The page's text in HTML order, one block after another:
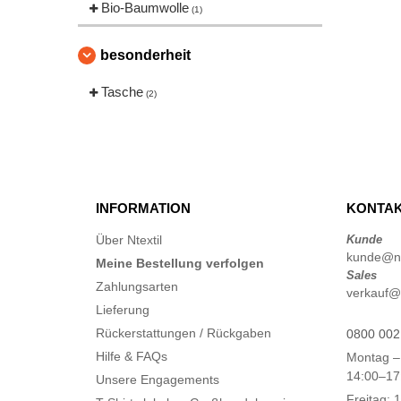
Fruit of the Loom
Henbury (47)
Herock
Karlowsky (70)
Korntex (50)
Label Serie (8)
Larkwood (32)
Mantis (32)
Mumbles (54)
NEW MORNING STUDIOS
NEWGEN (16)
Bio-Baumwolle (1)
besonderheit
Tasche (2)
INFORMATION
Über Ntextil
Meine Bestellung verfolgen
Zahlungsarten
Lieferung
Rückerstattungen / Rückgaben
Hilfe & FAQs
Unsere Engagements
Kunde
Sales
0800
Montag